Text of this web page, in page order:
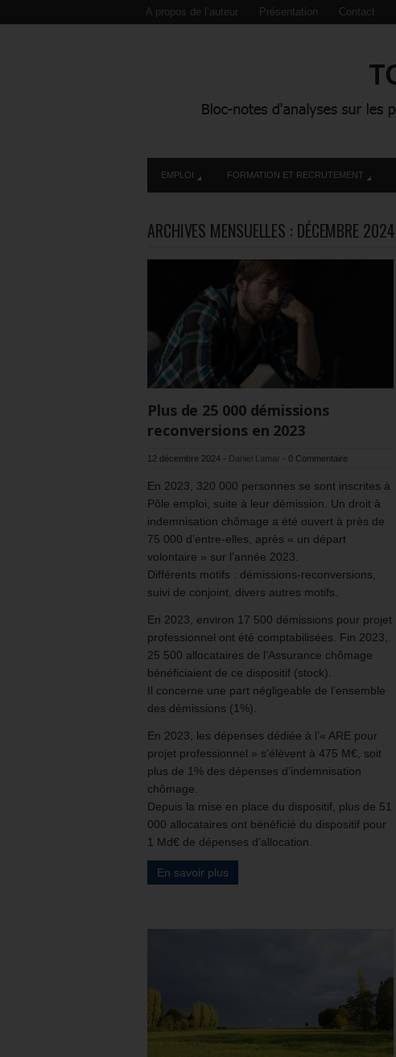
A propos de l’auteur Présentation Contact
EMPLOI FORMATION ET RECRUTEMENT
ARCHIVES MENSUELLES : DÉCEMBRE 2024
Plus de 25 000 démissions
reconversions en 2023
12 décembre 2024 - Daniel Lamar - 0 Commentaire
En 2023, 320 000 personnes se sont inscrites à
Pôle emploi, suite à leur démission. Un droit à
indemnisation chômage a été ouvert à près de
75 000 d’entre-elles, après « un départ
volontaire » sur l’année 2023.
Différents motifs : démissions-reconversions,
suivi de conjoint, divers autres motifs.
En 2023, environ 17 500 démissions pour projet
professionnel ont été comptabilisées. Fin 2023,
25 500 allocataires de l’Assurance chômage
bénéficiaient de ce dispositif (stock).
Il concerne une part négligeable de l’ensemble
des démissions (1%).
En 2023, les dépenses dédiée à l’« ARE pour
projet professionnel » s’élèvent à 475 M€, soit
plus de 1% des dépenses d’indemnisation
chômage.
Depuis la mise en place du dispositif, plus de 51
000 allocataires ont bénéficié du dispositif pour
1 Md€ de dépenses d’allocation.
En savoir plus